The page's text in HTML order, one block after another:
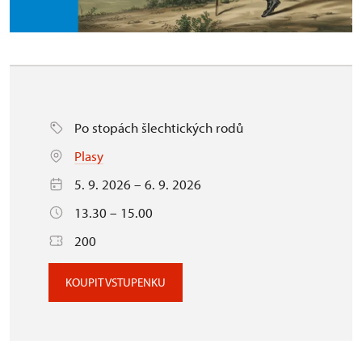
Po stopách šlechtických rodů
Plasy
5. 9. 2026 – 6. 9. 2026
13.30 – 15.00
200
KOUPIT VSTUPENKU